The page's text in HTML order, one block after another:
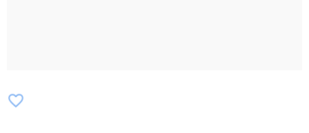
favorite_border